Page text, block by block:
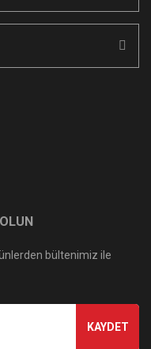
bültenimiz ile
KAYDET